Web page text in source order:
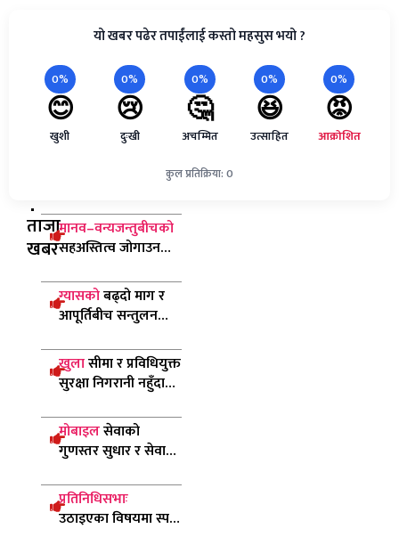
यो खबर पढेर तपाईंलाई कस्तो महसुस भयो ?
0%
😊
खुशी
0%
😢
दुःखी
0%
🤔
अचम्मित
0%
😆
उत्साहित
0%
😡
आक्रोशित
कुल प्रतिक्रिया: 0
ताजा
खबर
मानव–वन्यजन्तुबीचको
सहअस्तित्व जोगाउन
मन्त्री चौधरी
ग्यासकोबढ्दो माग र
आपूर्तिबीच सन्तुलन
प्रयासरतः उद्योगमन्त्री
खुलासीमा र प्रविधियुक्त
सुरक्षा निगरानी नहुँदा
नेपाल छिरे
मोबाइलसेवाको
गुणस्तर सुधार र सेवा
दूरसञ्चार प्राधिकरणको
निर्देशन
प्रतिनिधिसभाः
उठाइएका विषयमा स्पष्ट